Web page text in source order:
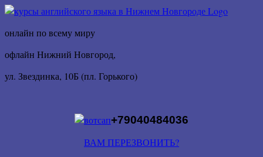
онлайн по всему миру
офлайн Нижний Новгород,
ул. Звездинка, 10Б (пл. Горького)
+79040484036
ВАМ ПЕРЕЗВОНИТЬ?